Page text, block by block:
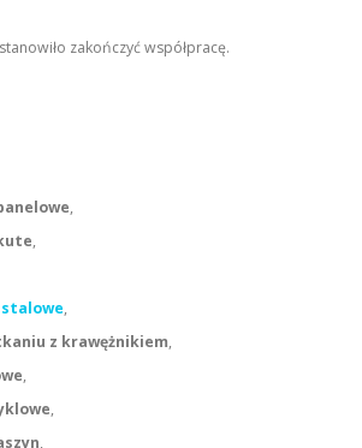
zakończyć współpracę.
,
,
,
z krawężnikiem,
,
,
,